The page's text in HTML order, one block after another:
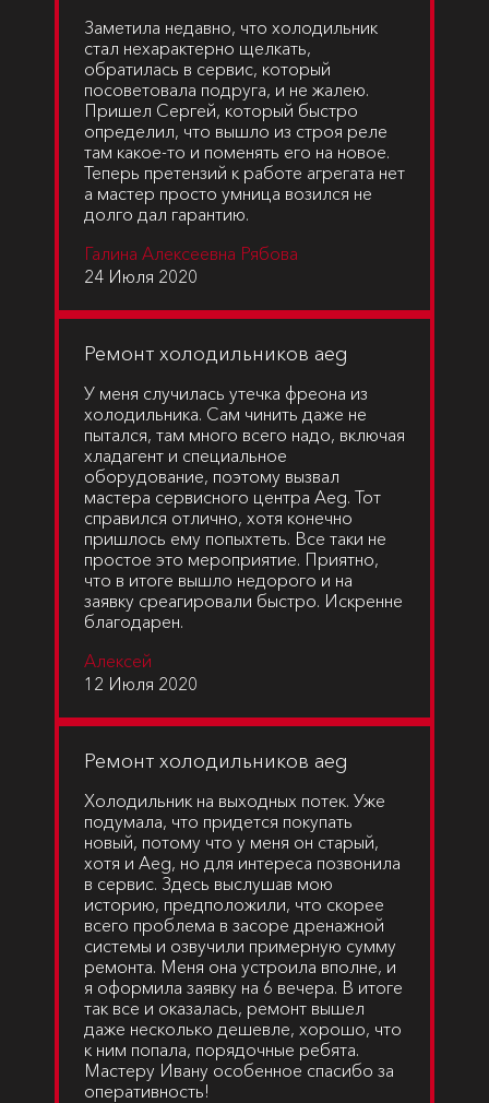
Заметила недавно, что холодильник
стал нехарактерно щелкать,
обратилась в сервис, который
посоветовала подруга, и не жалею.
Пришел Сергей, который быстро
определил, что вышло из строя реле
там какое-то и поменять его на новое.
Теперь претензий к работе агрегата нет
а мастер просто умница возился не
долго дал гарантию.
Галина Алексеевна Рябова
24 Июля 2020
Ремонт холодильников aeg
У меня случилась утечка фреона из
холодильника. Сам чинить даже не
пытался, там много всего надо, включая
хладагент и специальное
оборудование, поэтому вызвал
мастера сервисного центра Aeg. Тот
справился отлично, хотя конечно
пришлось ему попыхтеть. Все таки не
простое это мероприятие. Приятно,
что в итоге вышло недорого и на
заявку среагировали быстро. Искренне
благодарен.
Алексей
12 Июля 2020
Ремонт холодильников aeg
Холодильник на выходных потек. Уже
подумала, что придется покупать
новый, потому что у меня он старый,
хотя и Aeg, но для интереса позвонила
в сервис. Здесь выслушав мою
историю, предположили, что скорее
всего проблема в засоре дренажной
системы и озвучили примерную сумму
ремонта. Меня она устроила вполне, и
я оформила заявку на 6 вечера. В итоге
так все и оказалась, ремонт вышел
даже несколько дешевле, хорошо, что
к ним попала, порядочные ребята.
Мастеру Ивану особенное спасибо за
оперативность!